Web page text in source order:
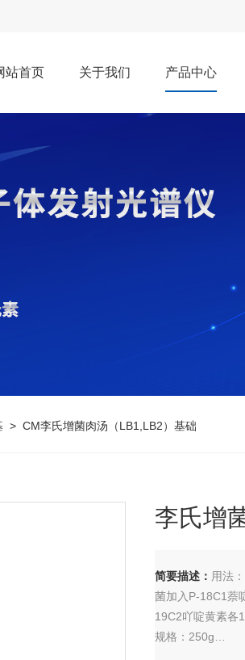
站首页 关于我们 产品中心
> CM李氏增菌肉汤（LB1,LB2）基础
李氏增
简要描述： 用法
菌加入P-18C1萘
19C2吖啶黄素各
规格：250g